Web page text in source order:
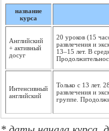
название
курса
Английский
+ активный
досуг
20 уроков (15
развлечения и
13–15 лет. В
Интенсивный
английский
Только с 13 лет.
развлечения и
группе.